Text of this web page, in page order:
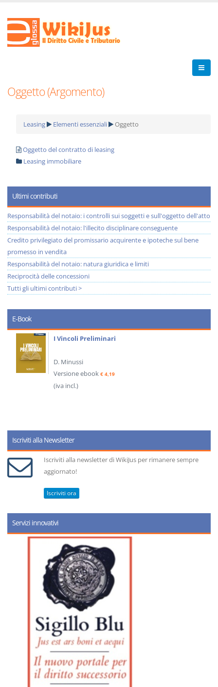
Oggetto (Argomento)
Leasing Elementi essenziali Oggetto
Oggetto del contratto di leasing
Leasing immobiliare
Ultimi contributi
Responsabilità del notaio: i controlli sui soggetti e sull'oggetto dell'atto
Responsabilità del notaio: l'illecito disciplinare conseguente
Credito privilegiato del promissario acquirente e ipoteche sul bene
promesso in vendita
Responsabilità del notaio: natura giuridica e limiti
Reciprocità delle concessioni
Tutti gli ultimi contributi >
E-Book
I Vincoli Preliminari
D. Minussi
Versione ebook € 4,19
(iva incl.)
Iscriviti alla Newsletter
Iscriviti alla newsletter di WikiJus per rimanere sempre
aggiornato!
Iscriviti ora
Servizi innovativi